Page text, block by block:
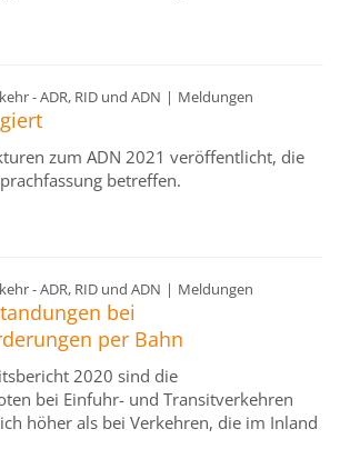
- ADR, RID und ADN | Meldungen
zum ADN 2021 veröffentlicht, die
betreffen.
- ADR, RID und ADN | Meldungen
bei
per Bahn
2020 sind die
bei Einfuhr- und Transitverkehren
höher als bei Verkehren, die im Inland